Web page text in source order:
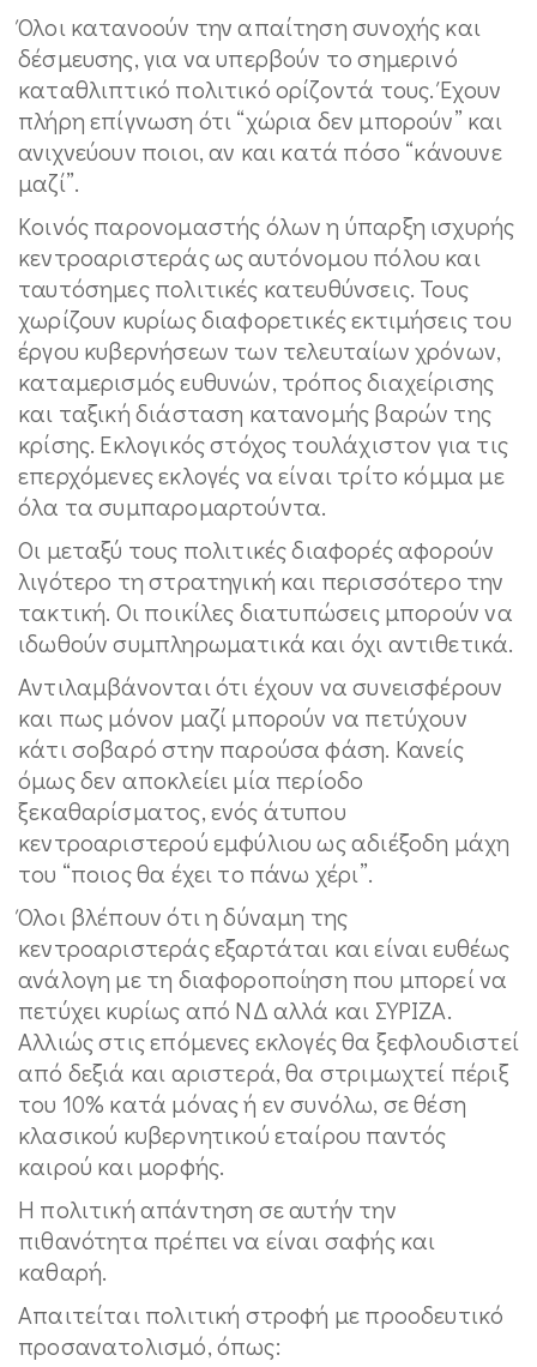
Όλοι κατανοούν την απαίτηση συνοχής και
δέσμευσης, για να υπερβούν το σημερινό
καταθλιπτικό πολιτικό ορίζοντά τους. Έχουν
πλήρη επίγνωση ότι “χώρια δεν μπορούν” και
ανιχνεύουν ποιοι, αν και κατά πόσο “κάνουνε
μαζί”.
Κοινός παρονομαστής όλων η ύπαρξη ισχυρής
κεντροαριστεράς ως αυτόνομου πόλου και
ταυτόσημες πολιτικές κατευθύνσεις. Τους
χωρίζουν κυρίως διαφορετικές εκτιμήσεις του
έργου κυβερνήσεων των τελευταίων χρόνων,
καταμερισμός ευθυνών, τρόπος διαχείρισης
και ταξική διάσταση κατανομής βαρών της
κρίσης. Εκλογικός στόχος τουλάχιστον για τις
επερχόμενες εκλογές να είναι τρίτο κόμμα με
όλα τα συμπαρομαρτούντα.
Οι μεταξύ τους πολιτικές διαφορές αφορούν
λιγότερο τη στρατηγική και περισσότερο την
τακτική. Οι ποικίλες διατυπώσεις μπορούν να
ιδωθούν συμπληρωματικά και όχι αντιθετικά.
Αντιλαμβάνονται ότι έχουν να συνεισφέρουν
και πως μόνον μαζί μπορούν να πετύχουν
κάτι σοβαρό στην παρούσα φάση. Κανείς
όμως δεν αποκλείει μία περίοδο
ξεκαθαρίσματος, ενός άτυπου
κεντροαριστερού εμφύλιου ως αδιέξοδη μάχη
του “ποιος θα έχει το πάνω χέρι”.
Όλοι βλέπουν ότι η δύναμη της
κεντροαριστεράς εξαρτάται και είναι ευθέως
ανάλογη με τη διαφοροποίηση που μπορεί να
πετύχει κυρίως από ΝΔ αλλά και ΣΥΡΙΖΑ.
Αλλιώς στις επόμενες εκλογές θα ξεφλουδιστεί
από δεξιά και αριστερά, θα στριμωχτεί πέριξ
του 10% κατά μόνας ή εν συνόλω, σε θέση
κλασικού κυβερνητικού εταίρου παντός
καιρού και μορφής.
Η πολιτική απάντηση σε αυτήν την
πιθανότητα πρέπει να είναι σαφής και
καθαρή.
Απαιτείται πολιτική στροφή με προοδευτικό
προσανατολισμό, όπως: